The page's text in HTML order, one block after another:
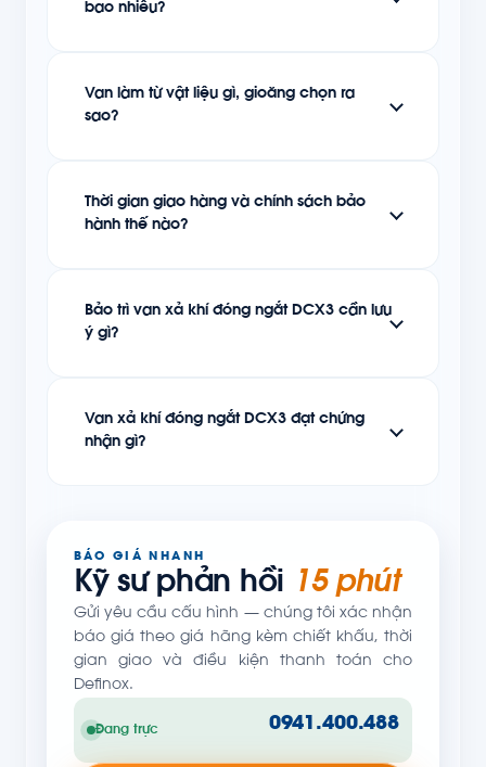
bao nhiêu?
Van làm từ vật liệu gì, gioăng chọn ra
sao?
Thời gian giao hàng và chính sách bảo
hành thế nào?
Bảo trì van xả khí đóng ngắt DCX3 cần lưu
ý gì?
Van xả khí đóng ngắt DCX3 đạt chứng
nhận gì?
BÁO GIÁ NHANH
Kỹ sư phản hồi 15 phút
Gửi yêu cầu cấu hình — chúng tôi xác nhận
báo giá theo giá hãng kèm chiết khấu, thời
gian giao và điều kiện thanh toán cho
Definox.
Đang trực 0941.400.488